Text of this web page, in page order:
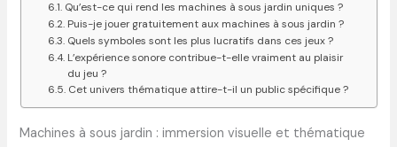
Qu’est-ce qui rend les machines à sous jardin uniques ?
Puis-je jouer gratuitement aux machines à sous jardin ?
Quels symboles sont les plus lucratifs dans ces jeux ?
L’expérience sonore contribue-t-elle vraiment au plaisir
du jeu ?
Cet univers thématique attire-t-il un public spécifique ?
Machines à sous jardin : immersion visuelle et thématique